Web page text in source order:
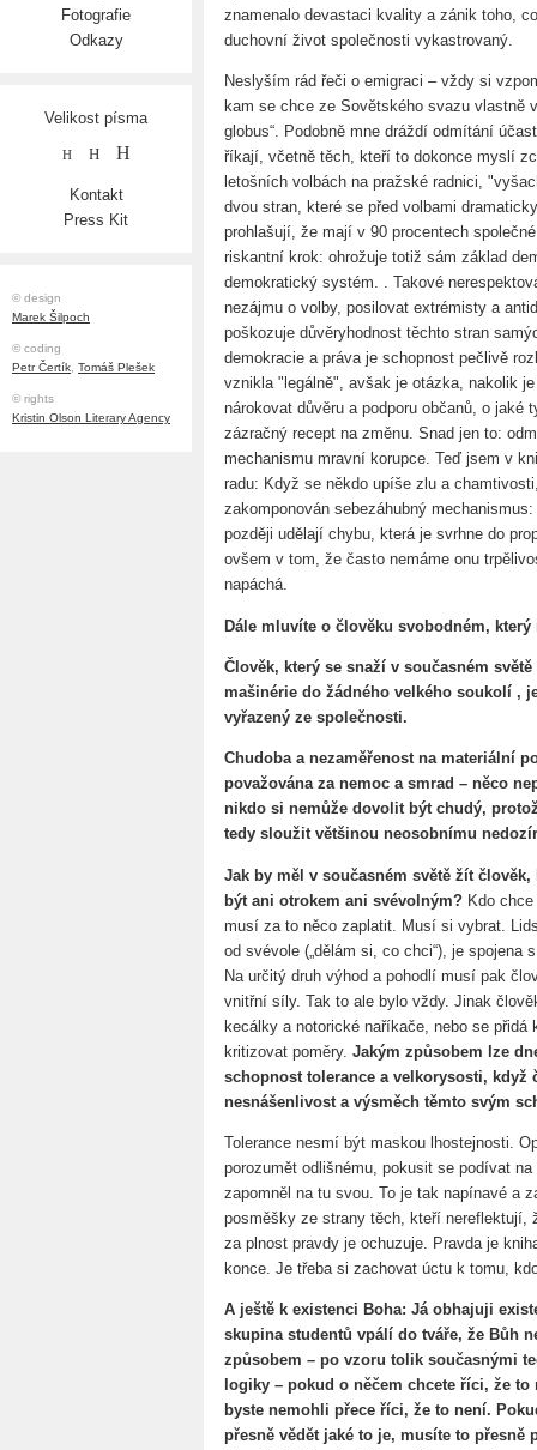
Fotografie
Odkazy
Velikost písma
H H H
Kontakt
Press Kit
© design
Marek Šilpoch
© coding
Petr Čertík, Tomáš Plešek
© rights
Kristin Olson Literary Agency
znamenalo devastaci kvality a zánik toho,
duchovní život společnosti vykastrovaný.
Neslyším rád řeči o emigraci – vždy si
kam se chce ze Sovětského svazu vlastně
globus“. Podobně mne dráždí odmítání
říkají, včetně těch, kteří to dokonce myslí
letošních volbách na pražské radnici,
dvou stran, které se před volbami
prohlašují, že mají v 90 procentech
riskantní krok: ohrožuje totiž sám základ
demokratický systém. . Takové
nezájmu o volby, posilovat extrémisty a
poškozuje důvěryhodnost těchto stran
demokracie a práva je schopnost pečlivě
vznikla "legálně", avšak je otázka, nakolik
nárokovat důvěru a podporu občanů, o
zázračný recept na změnu. Snad jen to:
mechanismu mravní korupce. Teď jsem v
radu: Když se někdo upíše zlu a
zakomponován sebezáhubný
později udělají chybu, která je svrhne do
ovšem v tom, že často nemáme onu
napáchá.
Dále mluvíte o člověku svobodném,
Člověk, který se snaží v současném
mašinérie do žádného velkého soukolí ,
vyřazený ze společnosti.
Chudoba a nezaměřenost na materiální
považována za nemoc a smrad – něco
nikdo si nemůže dovolit být chudý,
tedy sloužit většinou neosobnímu
Jak by měl v současném světě žít
být ani otrokem ani svévolným? Kdo
musí za to něco zaplatit. Musí si vybrat.
od svévole („dělám si, co chci“), je spojena
Na určitý druh výhod a pohodlí musí pak
vnitřní síly. Tak to ale bylo vždy. Jinak
kecálky a notorické naříkače, nebo se
kritizovat poměry. Jakým způsobem lze
schopnost tolerance a velkorysosti, když
nesnášenlivost a výsměch těmto svým
Tolerance nesmí být maskou lhostejnosti.
porozumět odlišnému, pokusit se podívat
zapomněl na tu svou. To je tak napínavé a
posměšky ze strany těch, kteří nereflektují,
za plnost pravdy je ochuzuje. Pravda je
konce. Je třeba si zachovat úctu k tomu,
A ještě k existenci Boha: Já obhajuji
skupina studentů vpálí do tváře, že Bůh
způsobem – po vzoru tolik současnými
logiky – pokud o něčem chcete říci, že
byste nemohli přece říci, že to není.
přesně vědět jaké to je, musíte to